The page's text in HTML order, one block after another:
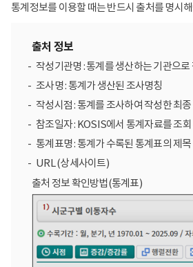
통계정보를 이용할 때는 반드시 출처를 명시
출처 정보
작성기관명 : 통계를 생산하는 기관으
조사명 : 통계가 생산된 조사명칭
작성시점 : 통계를 조사하여 작성한 최종
참조일자 : KOSIS에서 통계자료를 조
통계표명 : 통계가 수록된 통계표의 제목
URL (상세사이트)
출처 정보 확인방법(통계표)